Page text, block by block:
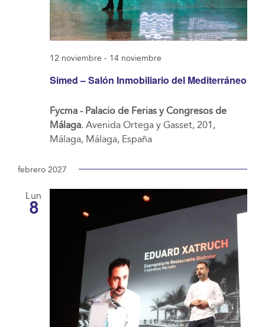
Simed – Salón Inmobiliario del Mediterráneo
12 noviembre - 14 noviembre
Fycma - Palacio de Ferias y Congresos de
Málaga. Avenida Ortega y Gasset, 201,
Málaga, Málaga, España
febrero 2027
Lun
8